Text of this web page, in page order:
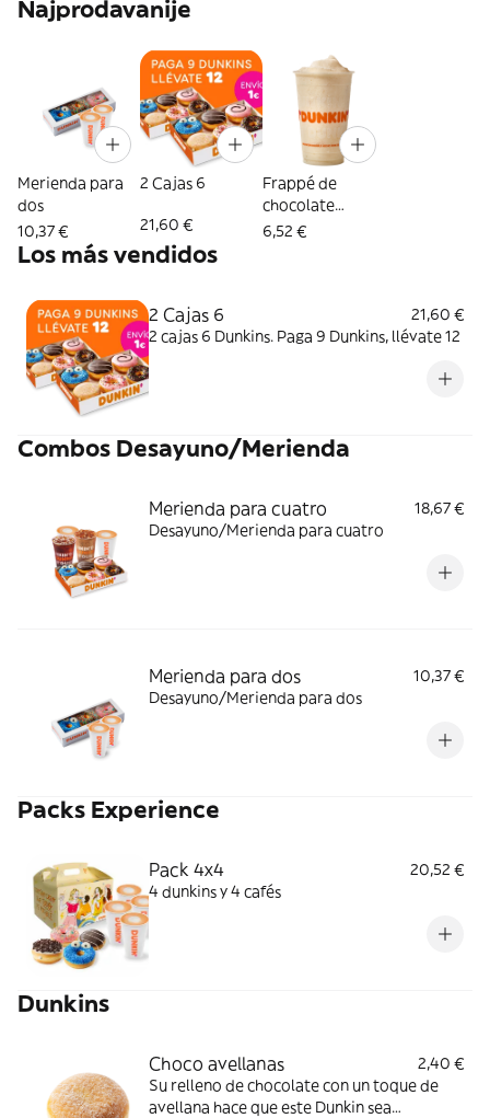
Najprodavanije
Merienda para
dos
10,37 €
2 Cajas 6
21,60 €
Frappé de
chocolate
blanco con
6,52 €
Los más vendidos
2 Cajas 6
21,60 €
2 cajas 6 Dunkins. Paga 9 Dunkins, llévate 12
Combos Desayuno/Merienda
Merienda para cuatro
18,67 €
Desayuno/Merienda para cuatro
Merienda para dos
10,37 €
Desayuno/Merienda para dos
Packs Experience
Pack 4x4
20,52 €
4 dunkins y 4 cafés
Dunkins
Choco avellanas
2,40 €
Su relleno de chocolate con un toque de
avellana hace que este Dunkin sea